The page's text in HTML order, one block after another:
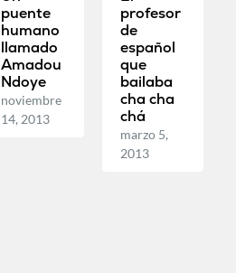
puente
humano
llamado
Amadou
Ndoye
noviembre
14, 2013
profesor
de
español
que
bailaba
cha cha
chá
marzo 5,
2013